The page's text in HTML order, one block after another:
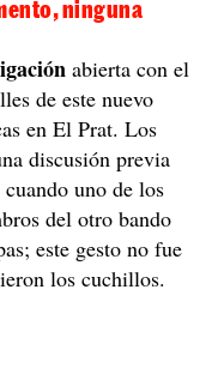
ninguna
abierta con el
de este nuevo
en El Prat. Los
discusión previa
uno de los
del otro bando
este gesto no fue
los cuchillos.